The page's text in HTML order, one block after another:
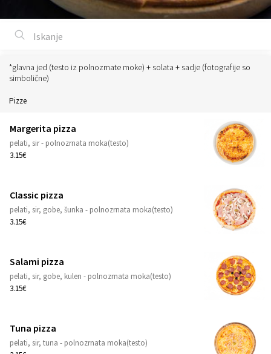
*glavna jed (testo iz polnozrnate moke) + solata + sadje (fotografije so
simbolične)
Pizze
Margerita pizza
pelati, sir - polnozrnata moka(testo)
3.15€
Classic pizza
pelati, sir, gobe, šunka - polnozrnata moka(testo)
3.15€
Salami pizza
pelati, sir, gobe, kulen - polnozrnata moka(testo)
3.15€
Tuna pizza
pelati, sir, tuna - polnozrnata moka(testo)